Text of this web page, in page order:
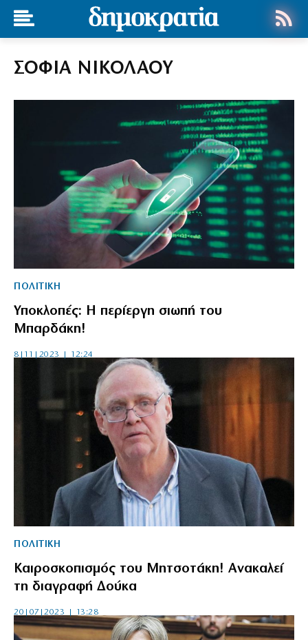
ΣΟΦΙΑ ΝΙΚΟΛΑΟΥ
ΠΟΛΙΤΙΚΗ
Υποκλοπές: Η περίεργη σιωπή του
Μπαρδάκη!
8|11|2023 | 12:24
ΠΟΛΙΤΙΚΗ
Καιροσκοπισμός του Μητσοτάκη! Ανακαλεί
τη διαγραφή Δούκα
20|07|2023 | 13:28